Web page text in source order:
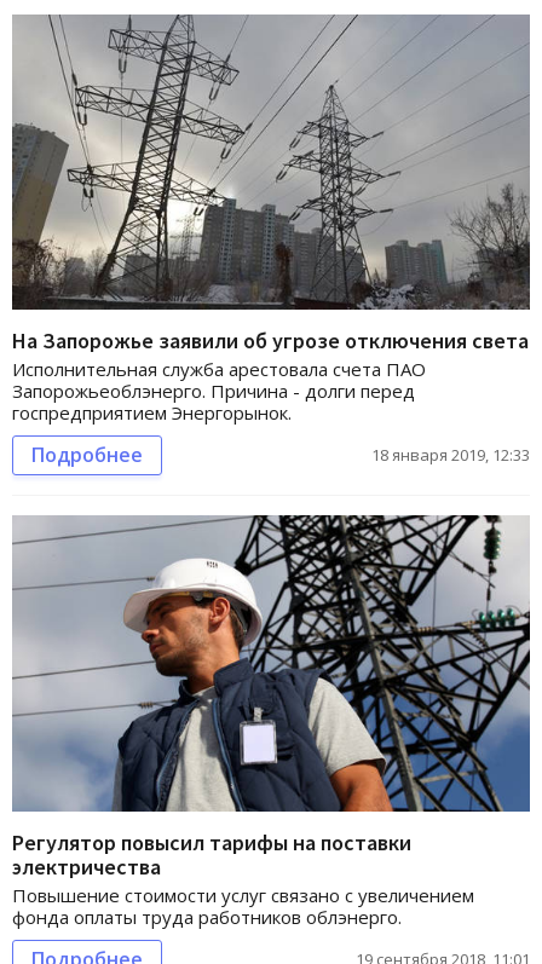
На Запорожье заявили об угрозе отключения света
Исполнительная служба арестовала счета ПАО
Запорожьеоблэнерго. Причина - долги перед
госпредприятием Энергорынок.
Подробнее 18 января 2019, 12:33
Регулятор повысил тарифы на поставки
электричества
Повышение стоимости услуг связано с увеличением
фонда оплаты труда работников облэнерго.
19 сентября 2018, 11:01